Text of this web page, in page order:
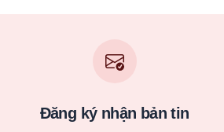
Đăng ký nhận bản tin